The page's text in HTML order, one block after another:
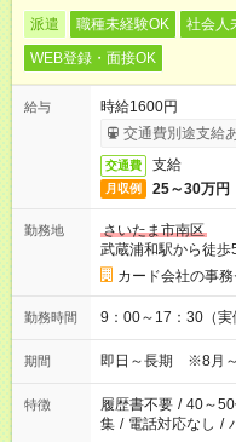
派遣 職種未経験OK 社会人
WEB登録・面接OK
給与
時給1600円
交通費別途支給
交通費 支給
月収例 25～30万円
勤務地
さいたま市南区
武蔵浦和駅から徒歩
カード会社の事
勤務時間 9：00～17：30（実
期間 即日～長期 ※8月～
特徴 履歴書不要 / 40～
集 / 電話対応なし /